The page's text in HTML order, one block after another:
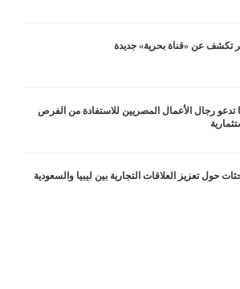
تكشف عن «قناة بحرية» جديدة
تدعو رجال الأعمال المصريين للاستفادة من الفرص
حول تعزيز العلاقات التجارية بين ليبيا والسعودية